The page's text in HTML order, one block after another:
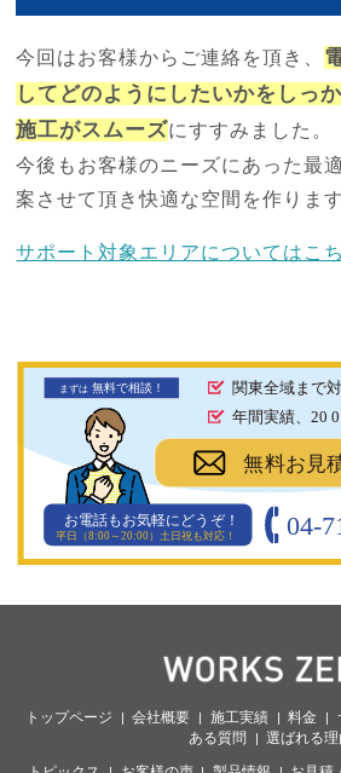
今回はお客様からご連絡を頂き、
してどのようにしたいかをしっ
施工がスムーズにすすみました。
今後もお客様のニーズにあった最
案させて頂き快適な空間を作ります
サポート対象エリアについてはこ
無料お見
まずは 無料で相談！
関東全域まで
年間実績、20 0
04-
お電話もお気軽にどうぞ！
平日（8:00～20:00）土日祝も対応！
トップページ 会社概要 施工実績 料金
ある質問
選ばれる理